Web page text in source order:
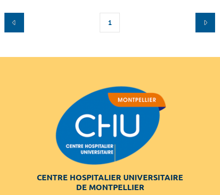
1
CENTRE HOSPITALIER UNIVERSITAIRE
DE MONTPELLIER